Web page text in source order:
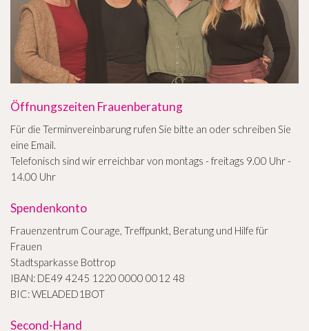
Öffnungszeiten Frauenberatung
Für die Terminvereinbarung rufen Sie bitte an oder schreiben Sie
eine Email.
Telefonisch sind wir erreichbar von montags - freitags 9.00 Uhr -
14.00 Uhr
Spendenkonto
Frauenzentrum Courage, Treffpunkt, Beratung und Hilfe für
Frauen
Stadtsparkasse Bottrop
IBAN: DE49 4245 1220 0000 0012 48
BIC: WELADED1BOT
Second-Hand